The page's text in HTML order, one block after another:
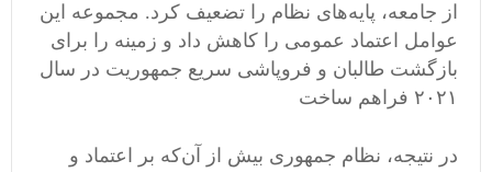
از جامعه، پایه‌های نظام را تضعیف کرد. مجموعه این
عوامل اعتماد عمومی را کاهش داد و زمینه را برای
بازگشت طالبان و فروپاشی سریع جمهوریت در سال
۲۰۲۱ فراهم ساخت
در نتیجه، نظام جمهوری بیش از آن‌که بر اعتماد و